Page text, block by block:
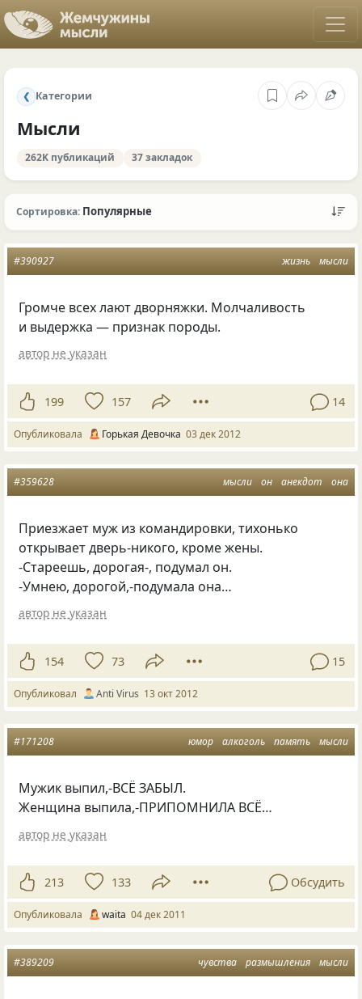
❮ Категории
Мысли
262K публикаций 37 закладок
Сортировка: Популярные
жизнь мысли
#390927
Громче всех лают дворняжки. Молчаливость
и выдержка — признак породы.
автор не указан
199 157 14
Опубликовала Горькая Девочка 03 дек 2012
мысли он анекдот она
#359628
Приезжает муж из командировки, тихонько
открывает дверь-никого, кроме жены.
-Стареешь, дорогая-, подумал он.
-Умнею, дорогой,-подумала она…
автор не указан
154 73 15
Опубликовал Anti Virus 13 окт 2012
юмор алкоголь память мысли
#171208
Мужик выпил,-ВСЁ ЗАБЫЛ.
Женщина выпила,-ПРИПОМНИЛА ВСЁ…
автор не указан
213 133 Обсудить
Опубликовала waita 04 дек 2011
чувства размышления мысли
#389209